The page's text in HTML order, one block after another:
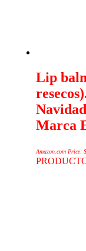
Lip
Marca
Amazon.com Price:$